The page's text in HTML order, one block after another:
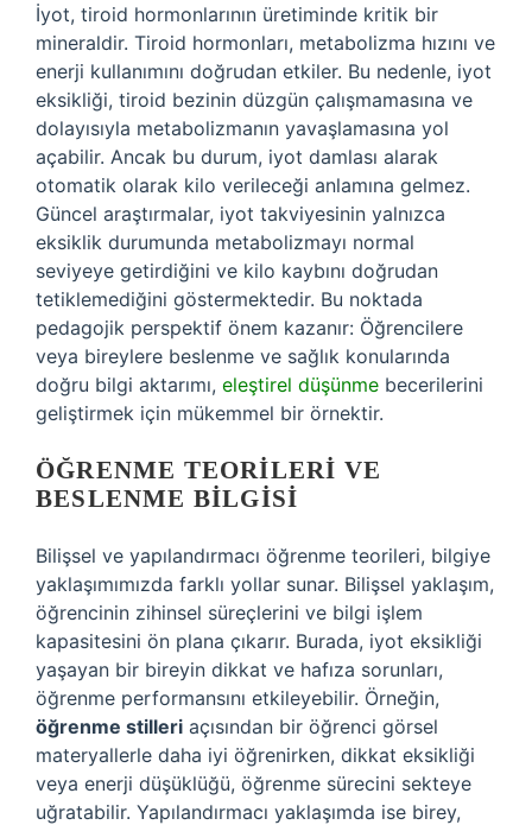
İyot, tiroid hormonlarının üretiminde kritik bir
mineraldir. Tiroid hormonları, metabolizma hızını ve
enerji kullanımını doğrudan etkiler. Bu nedenle, iyot
eksikliği, tiroid bezinin düzgün çalışmamasına ve
dolayısıyla metabolizmanın yavaşlamasına yol
açabilir. Ancak bu durum, iyot damlası alarak
otomatik olarak kilo verileceği anlamına gelmez.
Güncel araştırmalar, iyot takviyesinin yalnızca
eksiklik durumunda metabolizmayı normal
seviyeye getirdiğini ve kilo kaybını doğrudan
tetiklemediğini göstermektedir. Bu noktada
pedagojik perspektif önem kazanır: Öğrencilere
veya bireylere beslenme ve sağlık konularında
doğru bilgi aktarımı, eleştirel düşünme becerilerini
geliştirmek için mükemmel bir örnektir.
ÖĞRENME TEORILERI VE
BESLENME BILGISI
Bilişsel ve yapılandırmacı öğrenme teorileri, bilgiye
yaklaşımımızda farklı yollar sunar. Bilişsel yaklaşım,
öğrencinin zihinsel süreçlerini ve bilgi işlem
kapasitesini ön plana çıkarır. Burada, iyot eksikliği
yaşayan bir bireyin dikkat ve hafıza sorunları,
öğrenme performansını etkileyebilir. Örneğin,
öğrenme stilleri açısından bir öğrenci görsel
materyallerle daha iyi öğrenirken, dikkat eksikliği
veya enerji düşüklüğü, öğrenme sürecini sekteye
uğratabilir. Yapılandırmacı yaklaşımda ise birey,